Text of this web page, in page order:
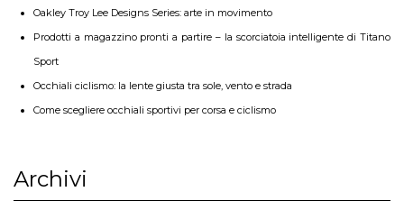
Oakley Troy Lee Designs Series: arte in movimento
Prodotti a magazzino pronti a partire – la scorciatoia intelligente di Titano
Sport
Occhiali ciclismo: la lente giusta tra sole, vento e strada
Come scegliere occhiali sportivi per corsa e ciclismo
Archivi